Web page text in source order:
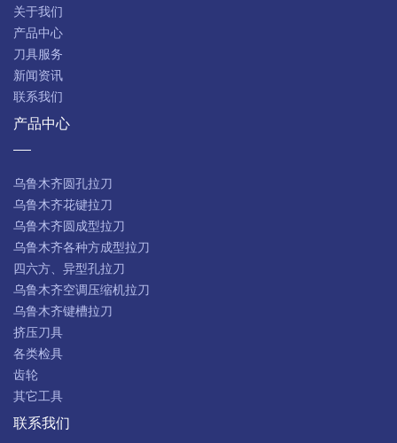
关于我们
产品中心
刀具服务
新闻资讯
联系我们
产品中心
乌鲁木齐圆孔拉刀
乌鲁木齐花键拉刀
乌鲁木齐圆成型拉刀
乌鲁木齐各种方成型拉刀
四六方、异型孔拉刀
乌鲁木齐空调压缩机拉刀
乌鲁木齐键槽拉刀
挤压刀具
各类检具
齿轮
其它工具
联系我们